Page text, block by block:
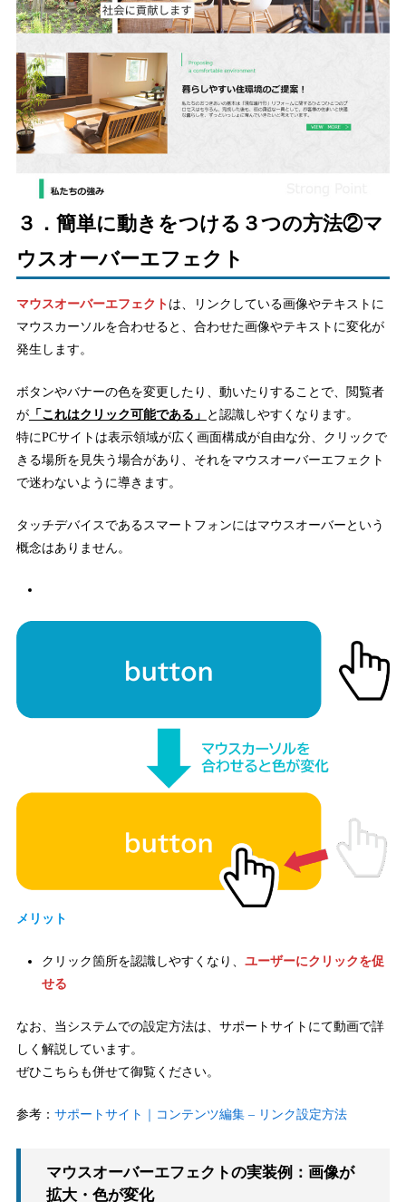
３．簡単に動きをつける３つの方法②マ
ウスオーバーエフェクト
マウスオーバーエフェクト は、リンクしている画像やテキストに
マウスカーソルを合わせると、合わせた画像やテキストに変化が
発生します。
ボタンやバナーの色を変更したり、動いたりすることで、閲覧者
が「これはクリック可能である」 と認識しやすくなります。
特にPCサイトは表示領域が広く画面構成が自由な分、クリックで
きる場所を見失う場合があり、それをマウスオーバーエフェクト
で迷わないように導きます。
タッチデバイスであるスマートフォンにはマウスオーバーという
概念はありません。
メリット
クリック箇所を認識しやすくなり、 ユーザーにクリックを促
せる
なお、当システムでの設定方法は、サポートサイトにて動画で詳
しく解説しています。
ぜひこちらも併せて御覧ください。
参考： サポートサイト｜コンテンツ編集 – リンク設定方法
マウスオーバーエフェクトの実装例：画像が
拡大・色が変化